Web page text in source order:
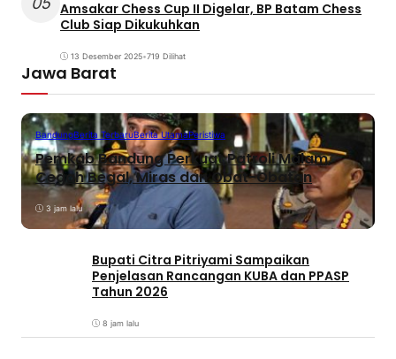
Amsakar Chess Cup II Digelar, BP Batam Chess
Club Siap Dikukuhkan
13 Desember 2025•719 Dilihat
Jawa Barat
BandungBerita TerbaruBerita UtamaPeristiwa
Pemkab Bandung Perkuat Patroli Malam,
Cegah Begal, Miras dan Obat-Obatan
3 jam lalu
Bupati Citra Pitriyami Sampaikan
Penjelasan Rancangan KUBA dan PPASP
Tahun 2026
8 jam lalu